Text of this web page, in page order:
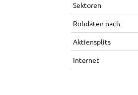
Sektoren
Rohdaten nach
Aktiensplits
Internet